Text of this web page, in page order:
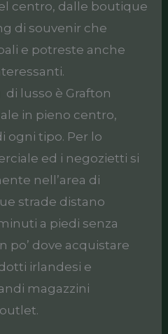
centro, dalle boutique
di souvenir che
e potreste anche
lusso è Grafton
in pieno centro,
ogni tipo. Per lo
ed i negozietti si
nell’area di
strade distano
a piedi senza
po’ dove acquistare
irlandesi e
magazzini